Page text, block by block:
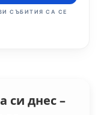
СЪБИТИЯ СА СЕ
си днес –